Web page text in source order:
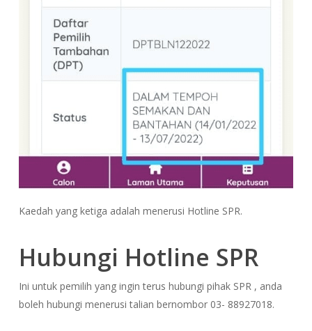
Kaedah yang ketiga adalah menerusi Hotline SPR.
Hubungi Hotline SPR
Ini untuk pemilih yang ingin terus hubungi pihak SPR , anda
boleh hubungi menerusi talian bernombor 03- 88927018.